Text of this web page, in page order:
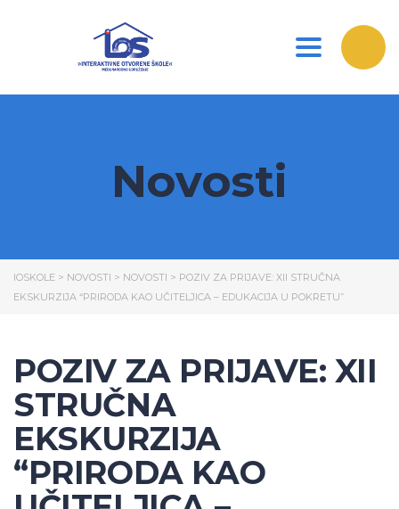
Toggle
Novosti
IOSKOLE > NOVOSTI > NOVOSTI > POZIV ZA PRIJAVE: XII STRUČNA
EKSKURZIJA “PRIRODA KAO UČITELJICA – EDUKACIJA U POKRETU”
POZIV ZA PRIJAVE: XII
STRUČNA
EKSKURZIJA
“PRIRODA KAO